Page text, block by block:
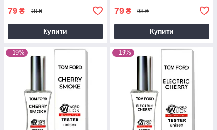
79 ₴ 98 ₴
Купити
79 ₴ 98 ₴
Купити
–19% –19%